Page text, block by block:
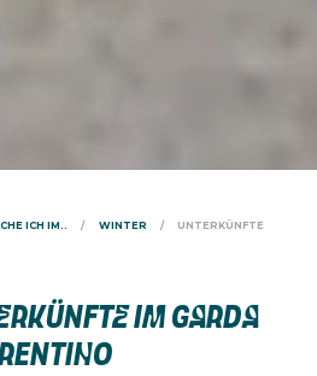
ICH IM.. WINTER UNTERKÜNFTE
IM GARDA